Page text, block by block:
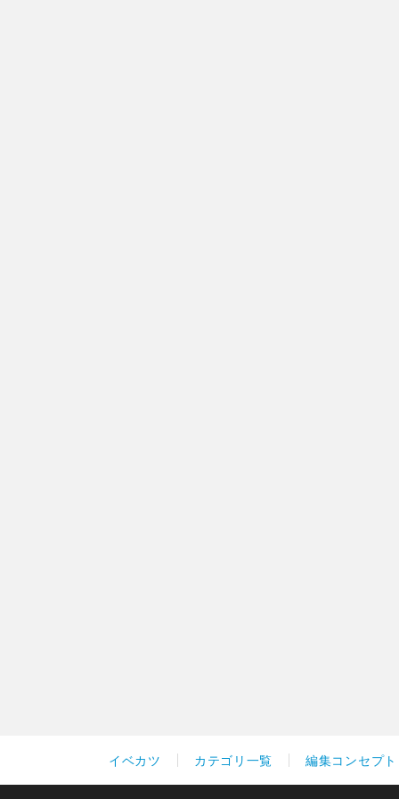
イベカツ カテゴリ一覧 編集コンセプト